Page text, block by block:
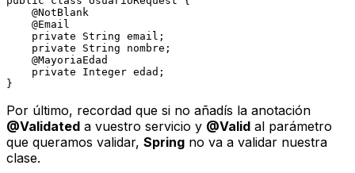
@NotBlank
@Email
private String email;
private String nombre;
@MayoriaEdad
private Integer edad;
Por último, recordad que si no añadís la anotación
@Validated a vuestro servicio y @Valid al parámetro
que queramos validar, Spring no va a validar nuestra
clase.